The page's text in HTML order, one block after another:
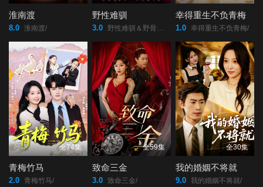
56 57
58 59 60
61 62 63
64 65 66
67 68 69
70 71 72
淮南渡
8.0 淮南渡/
野性难驯
3.0 野性难驯＆野骨难驯/
幸得重生不负青梅
1.0 幸得重生不负青梅/
全74集
青梅竹马
2.0 青梅竹马/
全59集
致命三金
3.0 致命三金/
全30集
我的婚姻不将就
9.0 我的婚姻不将就/